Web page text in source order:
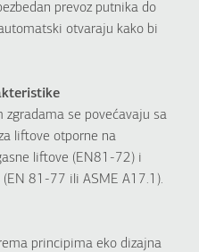
prevoz putnika do
otvaraju kako bi
se povećavaju sa
liftove otporne na
liftove (EN81-72) i
81-77 ili ASME A17.1).
principima eko dizajna